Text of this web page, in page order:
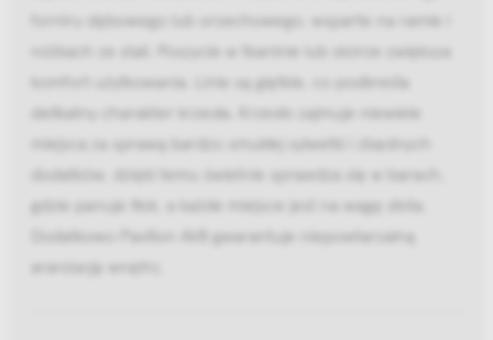
forniru dębowego lub orzechowego, wsparte na ramie i
nóżkach ze stali. Poszycie w tkaninie lub skórze zwiększa
komfort użytkowania. Linie są giętkie, co podkreśla
delikatny charakter krzesła. Krzesło zajmuje niewiele
miejsca za sprawą bardzo smukłej sylwetki i zbędnych
dodatków, dzięki temu świetnie sprawdza się w barach,
gdzie panuje tłok, a każde miejsce jest na wagę złota.
Dodatkowo Pavilion AV8 gwarantuje niepowtarzalną
aranżację wnętrz.